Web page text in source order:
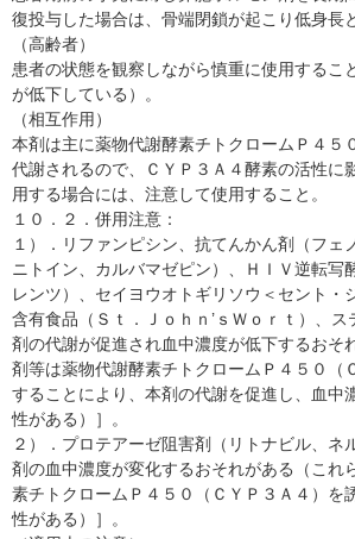
復投与した場合は、骨端閉鎖が起こり低身長
（高齢者）
患者の状態を観察しながら慎重に使用するこ
が低下している）。
（相互作用）
本剤は主に薬物代謝酵素チトクロームＰ４５
代謝されるので、ＣＹＰ３Ａ４酵素の活性に
用する場合には、注意して使用すること。
１０．２．併用注意：
１）．リファンピシン、抗てんかん剤（フェ
ニトイン、カルバマゼピン）、ＨＩＶ逆転写
レンツ）、セイヨウオトギリソウ＜セント・
含有食品（Ｓｔ．Ｊｏｈｎ’ｓＷｏｒｔ）、
剤の代謝が促進され血中濃度が低下するおそ
剤等は薬物代謝酵素チトクロームＰ４５０（
することにより、本剤の代謝を促進し、血中
性がある）］。
２）．プロテアーゼ阻害剤（リトナビル、ネ
剤の血中濃度が変化するおそれがある（これ
素チトクロームＰ４５０（ＣＹＰ３Ａ４）を
性がある）］。